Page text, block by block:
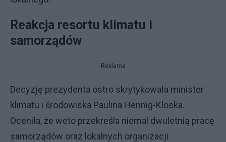
Reakcja resortu klimatu i
samorządów
Reklama
Decyzję prezydenta ostro skrytykowała minister
klimatu i środowiska Paulina Hennig-Kloska.
Oceniła, że weto przekreśla niemal dwuletnią pracę
samorządów oraz lokalnych organizacji